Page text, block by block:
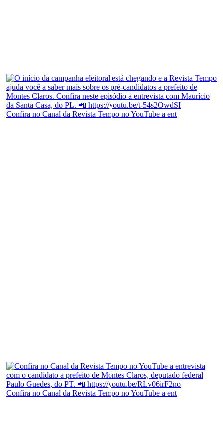
Confira no Canal da Revista Tempo no YouTube a ent
Confira no Canal da Revista Tempo no YouTube a ent